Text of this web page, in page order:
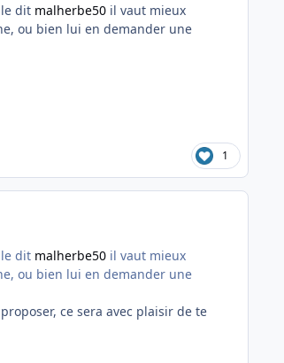
dit malherbe50 il vaut mieux
ou bien lui en demander une
1
dit malherbe50 il vaut mieux
ou bien lui en demander une
ce sera avec plaisir de te